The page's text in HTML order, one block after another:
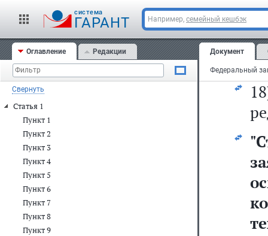
cистема
ГАРАНТ Например, семейный кешбэк
Оглавление Редакции
Свернуть
Статья 1
Пункт 1
Пункт 2
Пункт 3
Пункт 4
Пункт 5
Пункт 6
Пункт 7
Пункт 8
Пункт 9
Документ
"